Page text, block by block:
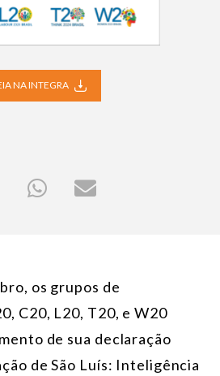
NA INTEGRA
os grupos de
C20, L20, T20, e W20
de sua declaração
de São Luís: Inteligência